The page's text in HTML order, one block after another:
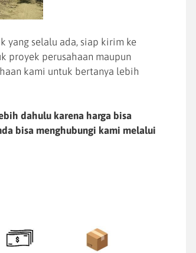
yang selalu ada, siap kirim ke
proyek perusahaan maupun
kami untuk bertanya lebih
dahulu karena harga bisa
bisa menghubungi kami melalui